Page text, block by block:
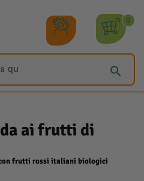
0
search
ai frutti di
frutti rossi italiani biologici